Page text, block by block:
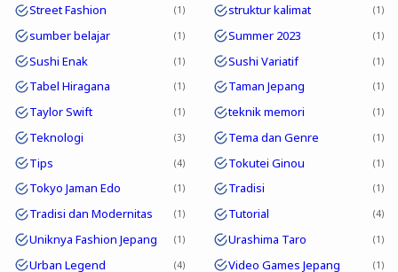
Street Fashion 1 struktur kalimat 1
sumber belajar 1 Summer 2023 1
Sushi Enak 1 Sushi Variatif 1
Tabel Hiragana 1 Taman Jepang 1
Taylor Swift 1 teknik memori 1
Teknologi 3 Tema dan Genre 1
Tips 4 Tokutei Ginou 1
Tokyo Jaman Edo 1 Tradisi 1
Tradisi dan Modernitas 1 Tutorial 4
Uniknya Fashion Jepang 1 Urashima Taro 1
Urban Legend 4 Video Games Jepang 1